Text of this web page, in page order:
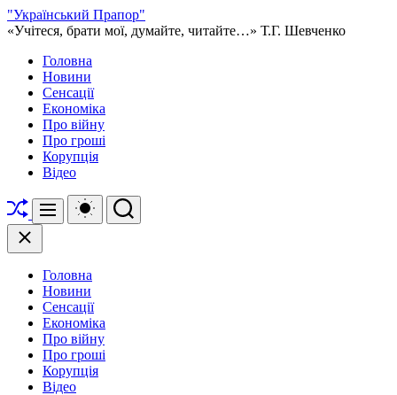
Перейти
до
"Український Прапор"
«Учітеся, брати мої, думайте, читайте…» Т.Г. Шевченко
Головна
Новини
Сенсації
Економіка
Про війну
Про гроші
Корупція
Відео
Перетасувати
Меню
Перемикач
кольорового
Пошук
Закрити
Головна
Новини
Сенсації
Економіка
Про війну
Про гроші
Корупція
Відео